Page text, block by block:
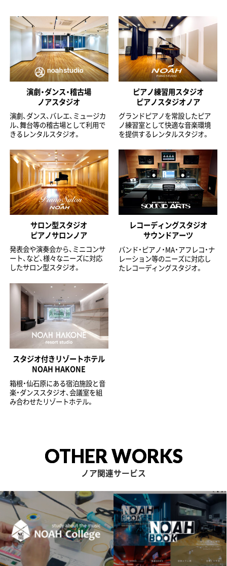
演劇・ダンス・稽古場
ノアスタジオ
演劇、ダンス、バレエ、ミュージカ
ル、舞台等の稽古場として利用で
きるレンタルスタジオ。
ピアノ練習用スタジオ
ピアノスタジオノア
グランドピアノを常設したピア
ノ練習室として快適な音楽環境
を提供するレンタルスタジオ。
サロン型スタジオ
ピアノサロンノア
発表会や演奏会から、ミニコンサ
ート、など、様々なニーズに対応
したサロン型スタジオ。
レコーディングスタジオ
サウンドアーツ
バンド・ピアノ・MA・アフレコ・ナ
レーション等のニーズに対応し
たレコーディングスタジオ。
スタジオ付きリゾートホテル
NOAH HAKONE
箱根・仙石原にある宿泊施設と音
楽・ダンススタジオ、会議室を組
み合わせたリゾートホテル。
OTHER WORKS
ノア関連サービス